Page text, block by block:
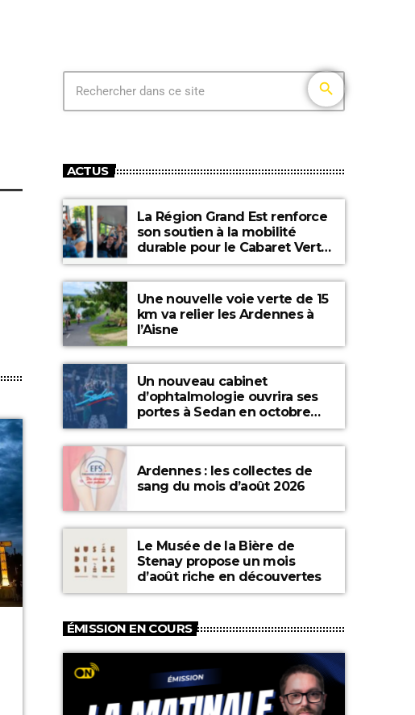
search
ACTUS
La Région Grand Est renforce
son soutien à la mobilité
durable pour le Cabaret Vert
2026
Une nouvelle voie verte de 15
km va relier les Ardennes à
l’Aisne
Un nouveau cabinet
d’ophtalmologie ouvrira ses
portes à Sedan en octobre
2026
Ardennes : les collectes de
sang du mois d’août 2026
Le Musée de la Bière de
Stenay propose un mois
d’août riche en découvertes
ÉMISSION EN COURS